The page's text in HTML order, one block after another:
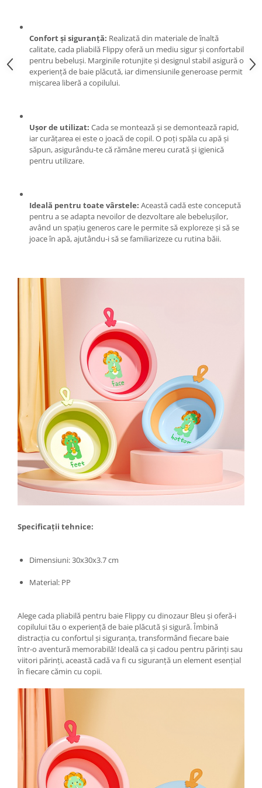
Aragaze, plite, piese butelii de
Accesorii aragaze & butelii
Butelii
Gratare
Plite & aragaze
Iluminat & electrice
Prelungitoare & cabluri electrice
Becuri
Conectori/doze
Corpuri de iluminat
Lampi solare
Lanterne
Veioze si Lampi
Cantarire
Cantare comerciale
Cantare Corporale
Aparate de spalat cu presiune si
accesorii
Accesorii aparatele de spalat cu
presiune
Aparate de spalat cu presiune
Instalatii sanitare
Articole si accesorii pentru baie
Baterii baie
Baterii bucatarie
Baterii cada
Chiuvete bucatarie compozit
Coloane de dus
Climatizare si echipamente de
incalzire
Aere conditionate
Echipamente pt incalzire
Panouri solare
Paturi electrice cu incalzire
Sobe pe lemne
Umidificatoare
Ventilatoare
Kituri de siguranta si supravietuire
Kit-uri siguranta auto
Confort și siguranță: Realizată din materiale de înaltă
calitate, cada pliabilă Flippy oferă un mediu sigur și confortabil
pentru bebeluși. Marginile rotunjite și designul stabil asigură o
experiență de baie plăcută, iar dimensiunile generoase permit
mișcarea liberă a copilului.
Ușor de utilizat: Cada se montează și se demontează rapid,
iar curățarea ei este o joacă de copil. O poți spăla cu apă și
săpun, asigurându-te că rămâne mereu curată și igienică
pentru utilizare.
Ideală pentru toate vârstele: Această cadă este concepută
pentru a se adapta nevoilor de dezvoltare ale bebelușilor,
având un spațiu generos care le permite să exploreze și să se
joace în apă, ajutându-i să se familiarizeze cu rutina băii.
Specificații tehnice:
Dimensiuni: 30x30x3.7 cm
Material: PP
Alege cada pliabilă pentru baie Flippy cu dinozaur Bleu și oferă-i
copilului tău o experiență de baie plăcută și sigură. Îmbină
distracția cu confortul și siguranța, transformând fiecare baie
într-o aventură memorabilă! Ideală ca și cadou pentru părinți sau
viitori părinți, această cadă va fi cu siguranță un element esențial
în fiecare cămin cu copii.